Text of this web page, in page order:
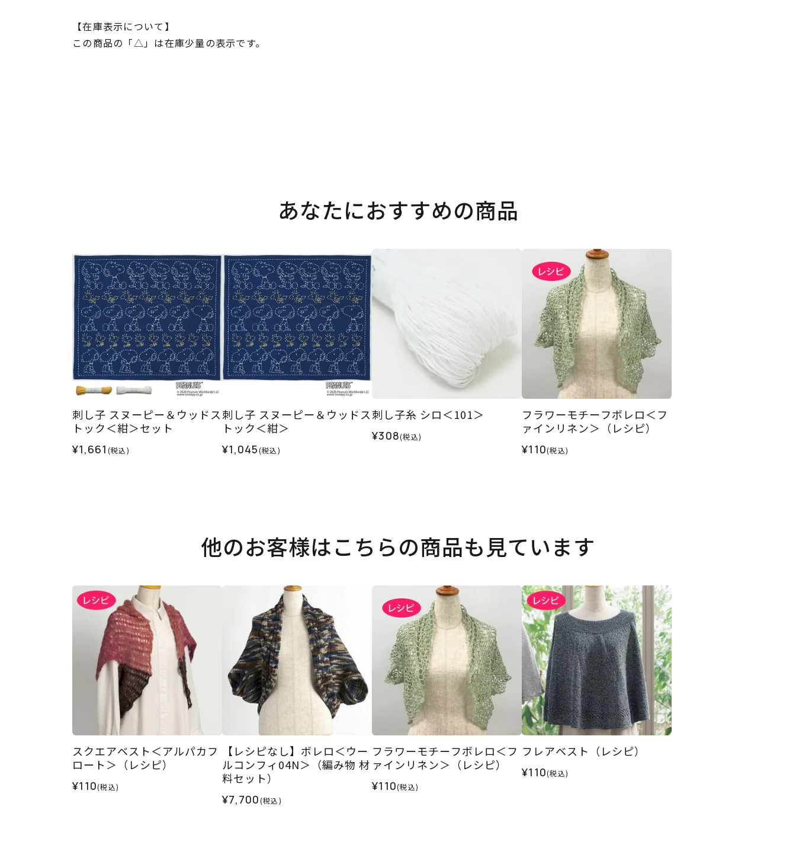
【在庫表示について】
この商品の「△」は在庫少量の表示です。
あなたにおすすめの商品
刺し子 スヌーピー＆ウッドス
トック＜紺＞セット
¥1,661 (税込)
刺し子 スヌーピー＆ウッドス
トック＜紺＞
¥1,045(税込)
刺し子糸 シロ＜101＞
¥308(税込)
フラワーモチーフボレロ＜フ
ァインリネン＞（レシピ）
¥110(税込)
他のお客様はこちらの商品も見ています
スクエアベスト＜アルパカフ
ロート＞（レシピ）
¥110(税込)
【レシピなし】ボレロ＜ウー
ルコンフィ04N＞（編み物 材
料セット）
¥7,700(税込)
フラワーモチーフボレロ＜フ
ァインリネン＞（レシピ）
¥110(税込)
フレアベスト（レシピ）
¥110(税込)